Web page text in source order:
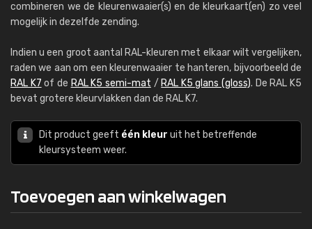
combineren we de kleurenwaaier(s) en de kleurkaart(en) zo veel
mogelijk in dezelfde zending.
Indien u een groot aantal RAL-kleuren met elkaar wilt vergelijken,
raden we aan om een kleurenwaaier te hanteren, bijvoorbeeld de
RAL K7 of de RAL K5 semi-mat / RAL K5 glans (gloss). De RAL K5
bevat grotere kleurvlakken dan de RAL K7.
Dit product geeft één kleur uit het betreffende
kleursysteem weer.
Toevoegen aan winkelwagen